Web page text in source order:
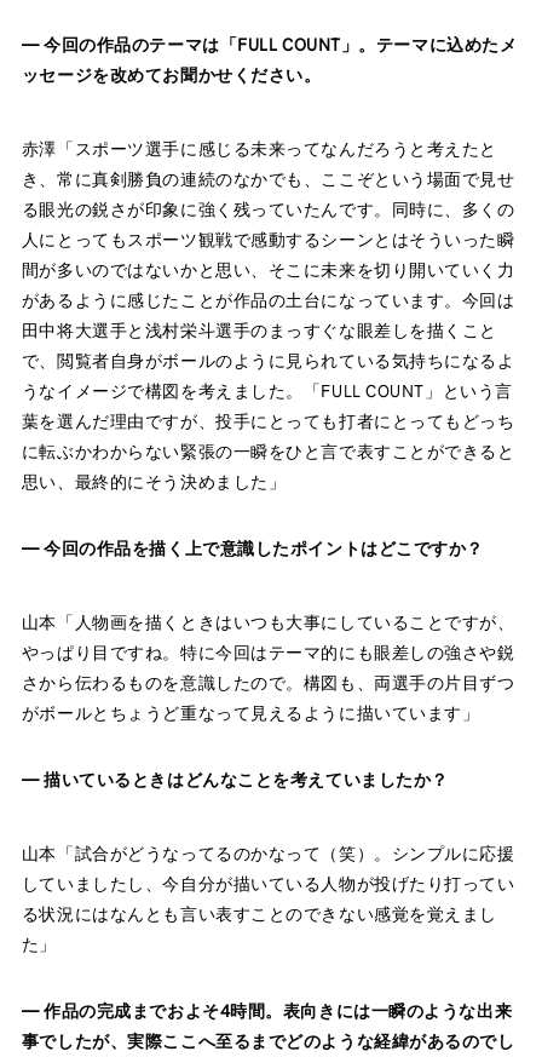
― 今回の作品のテーマは「FULL COUNT」。テーマに込めたメ
ッセージを改めてお聞かせください。
赤澤「スポーツ選手に感じる未来ってなんだろうと考えたと
き、常に真剣勝負の連続のなかでも、ここぞという場面で見せ
る眼光の鋭さが印象に強く残っていたんです。同時に、多くの
人にとってもスポーツ観戦で感動するシーンとはそういった瞬
間が多いのではないかと思い、そこに未来を切り開いていく力
があるように感じたことが作品の土台になっています。今回は
田中将大選手と浅村栄斗選手のまっすぐな眼差しを描くこと
で、閲覧者自身がボールのように見られている気持ちになるよ
うなイメージで構図を考えました。「FULL COUNT」という言
葉を選んだ理由ですが、投手にとっても打者にとってもどっち
に転ぶかわからない緊張の一瞬をひと言で表すことができると
思い、最終的にそう決めました」
― 今回の作品を描く上で意識したポイントはどこですか？
山本「人物画を描くときはいつも大事にしていることですが、
やっぱり目ですね。特に今回はテーマ的にも眼差しの強さや鋭
さから伝わるものを意識したので。構図も、両選手の片目ずつ
がボールとちょうど重なって見えるように描いています」
― 描いているときはどんなことを考えていましたか？
山本「試合がどうなってるのかなって（笑）。シンプルに応援
していましたし、今自分が描いている人物が投げたり打ってい
る状況にはなんとも言い表すことのできない感覚を覚えまし
た」
― 作品の完成までおよそ4時間。表向きには一瞬のような出来
事でしたが、実際ここへ至るまでどのような経緯があるのでし